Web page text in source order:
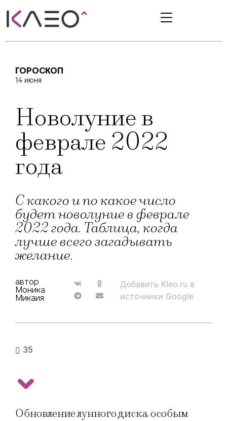
ГОРОСКОП
14 июня
Новолуние в
феврале 2022
года
С какого и по какое число
будет новолуние в феврале
2022 года. Таблица, когда
лучше всего загадывать
желание.
автор
Моника
Микаия
Добавить Kleo.ru в
источники Google
35
Обновление лунного диска особым